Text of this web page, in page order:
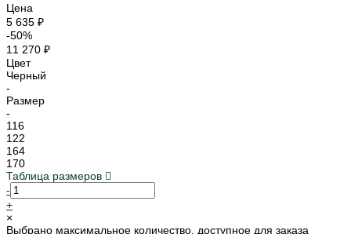
Цена
5 635 ₽
-50%
11 270 ₽
Цвет
Черный
-
Размер
-
116
122
164
170
Таблица размеров
-
+
×
Выбрано максимальное количество, доступное для заказа